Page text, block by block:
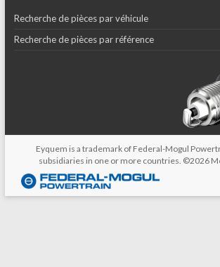
Recherche de pièces par véhicule
Recherche de pièces par référence
Eyquem is a trademark of Federal-Mogul
subsidiaries in one or more countries. ©2026